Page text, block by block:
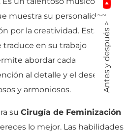
muestra su personalidad
por la creatividad. Esta
traduce en su trabajo
abordar cada
al detalle y el deseo de
y armoniosos.
su Cirugía de Feminización
lo mejor. Las habilidades
Antes y después >